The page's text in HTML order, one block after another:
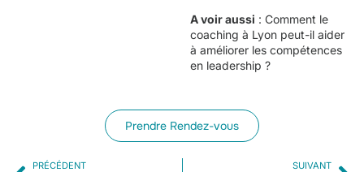
A voir aussi : Comment le
coaching à Lyon peut-il aider
à améliorer les compétences
en leadership ?
Prendre Rendez-vous
PRÉCÉDENT SUIVANT